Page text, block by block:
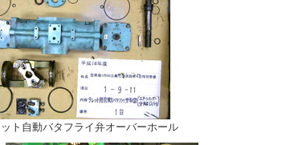
ト自動バタフライ弁オーバーホール